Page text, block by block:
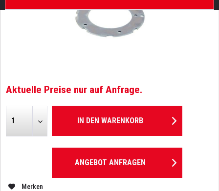
Aktuelle Preise nur auf Anfrage.
IN DEN WARENKORB
ANGEBOT ANFRAGEN
Merken